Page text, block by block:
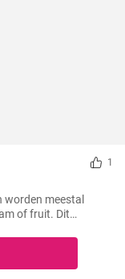
1
worden meestal
of fruit. Dit
met zoete of